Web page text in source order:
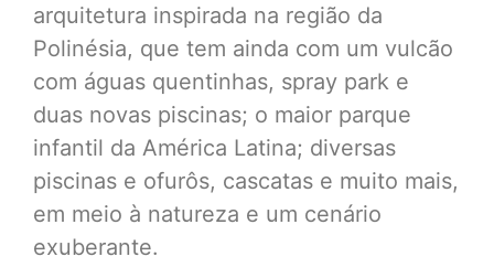
arquitetura inspirada na região da
Polinésia, que tem ainda com um vulcão
com águas quentinhas, spray park e
duas novas piscinas; o maior parque
infantil da América Latina; diversas
piscinas e ofurôs, cascatas e muito mais,
em meio à natureza e um cenário
exuberante.